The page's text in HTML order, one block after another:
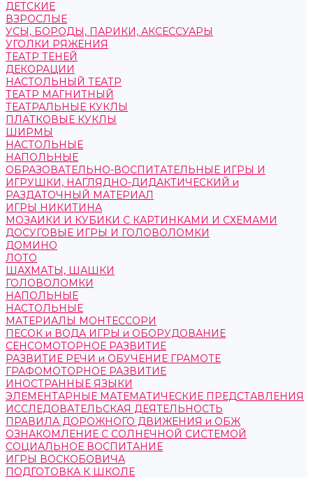
ДЕТСКИЕ
ВЗРОСЛЫЕ
УСЫ, БОРОДЫ, ПАРИКИ, АКСЕССУАРЫ
УГОЛКИ РЯЖЕНИЯ
ТЕАТР ТЕНЕЙ
ДЕКОРАЦИИ
НАСТОЛЬНЫЙ ТЕАТР
ТЕАТР МАГНИТНЫЙ
ТЕАТРАЛЬНЫЕ КУКЛЫ
ПЛАТКОВЫЕ КУКЛЫ
ШИРМЫ
НАСТОЛЬНЫЕ
НАПОЛЬНЫЕ
ОБРАЗОВАТЕЛЬНО-ВОСПИТАТЕЛЬНЫЕ ИГРЫ И
ИГРУШКИ, НАГЛЯДНО-ДИДАКТИЧЕСКИЙ и
РАЗДАТОЧНЫЙ МАТЕРИАЛ
ИГРЫ НИКИТИНА
МОЗАИКИ И КУБИКИ С КАРТИНКАМИ И СХЕМАМИ
ДОСУГОВЫЕ ИГРЫ И ГОЛОВОЛОМКИ
ДОМИНО
ЛОТО
ШАХМАТЫ, ШАШКИ
ГОЛОВОЛОМКИ
НАПОЛЬНЫЕ
НАСТОЛЬНЫЕ
МАТЕРИАЛЫ МОНТЕССОРИ
ПЕСОК и ВОДА ИГРЫ и ОБОРУДОВАНИЕ
СЕНСОМОТОРНОЕ РАЗВИТИЕ
РАЗВИТИЕ РЕЧИ и ОБУЧЕНИЕ ГРАМОТЕ
ГРАФОМОТОРНОЕ РАЗВИТИЕ
ИНОСТРАННЫЕ ЯЗЫКИ
ЭЛЕМЕНТАРНЫЕ МАТЕМАТИЧЕСКИЕ ПРЕДСТАВЛЕНИЯ
ИССЛЕДОВАТЕЛЬСКАЯ ДЕЯТЕЛЬНОСТЬ
ПРАВИЛА ДОРОЖНОГО ДВИЖЕНИЯ и ОБЖ
ОЗНАКОМЛЕНИЕ С СОЛНЕЧНОЙ СИСТЕМОЙ
СОЦИАЛЬНОЕ ВОСПИТАНИЕ
ИГРЫ ВОСКОБОВИЧА
ПОДГОТОВКА К ШКОЛЕ